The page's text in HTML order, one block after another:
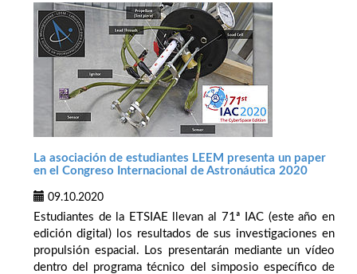
La asociación de estudiantes LEEM presenta un paper
en el Congreso Internacional de Astronáutica 2020
09.10.2020
Estudiantes de la ETSIAE llevan al 71ª IAC (este año en
edición digital) los resultados de sus investigaciones en
propulsión espacial. Los presentarán mediante un vídeo
dentro del programa técnico del simposio específico de